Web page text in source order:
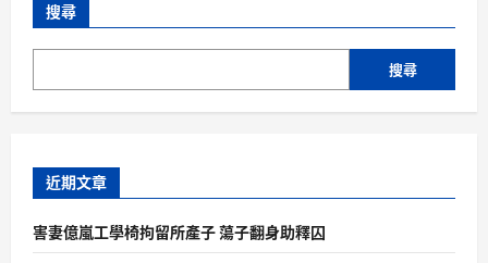
搜尋
搜尋
近期文章
害妻億嵐工學椅拘留所產子 蕩子翻身助釋囚